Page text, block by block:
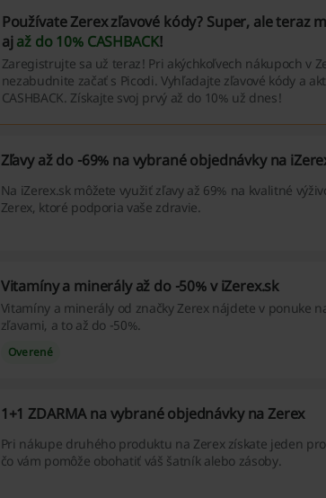
Používate Zerex zľavové kódy? Super, ale teraz
ajaž do 10% CASHBACK!
Zaregistrujte sa už teraz! Pri akýchkoľvech nákupoch v
nezabudnite začať s Picodi. Vyhľadajte zľavové kódy a
CASHBACK. Získajte svoj prvý až do 10% už dnes!
Zľavy až do -69% na vybrané objednávky na
Na iZerex.sk môžete využiť zľavy až 69% na kvalitné
Zerex, ktoré podporia vaše zdravie.
Vitamíny a minerály až do -50% v iZerex.sk
Vitamíny a minerály od značky Zerex nájdete v ponuke
zľavami, a to až do -50%.
Overené
1+1 ZDARMA na vybrané objednávky na Zerex
Pri nákupe druhého produktu na Zerex získate jeden
čo vám pomôže obohatiť váš šatník alebo zásoby.